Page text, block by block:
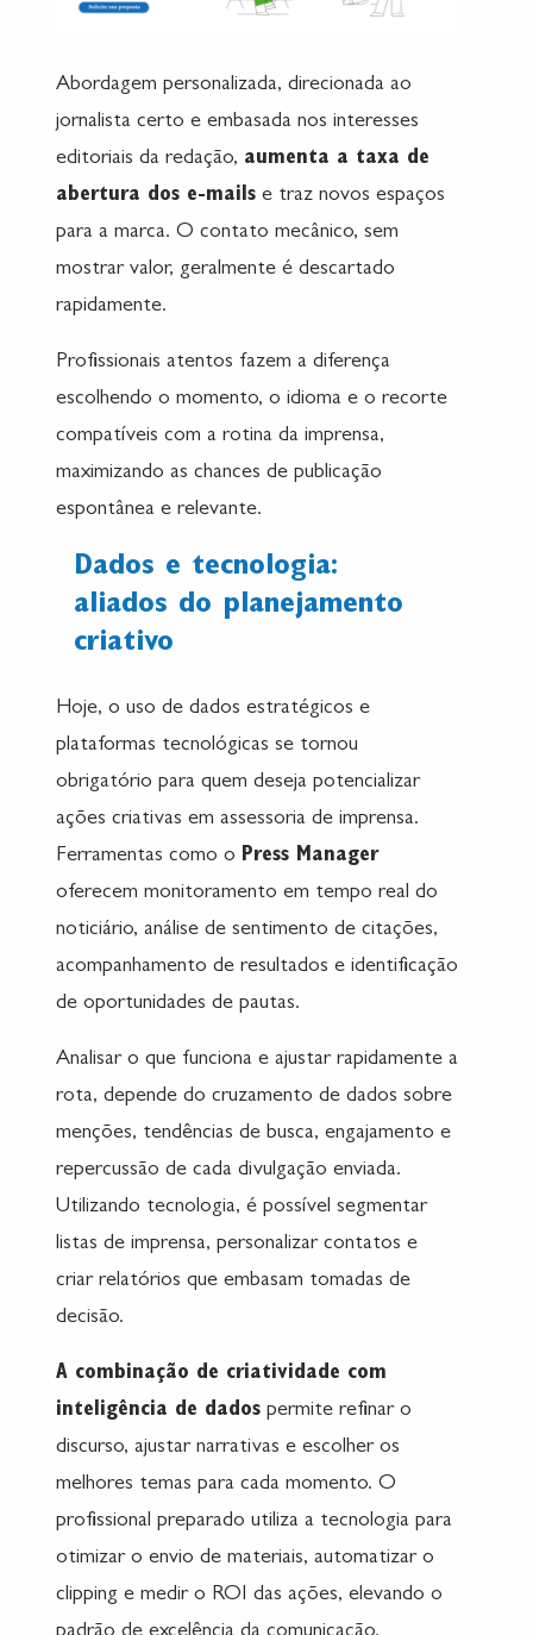
Abordagem personalizada, direcionada ao
jornalista certo e embasada nos interesses
editoriais da redação, aumenta a taxa de
abertura dos e-mails e traz novos espaços
para a marca. O contato mecânico, sem
mostrar valor, geralmente é descartado
rapidamente.
Profissionais atentos fazem a diferença
escolhendo o momento, o idioma e o recorte
compatíveis com a rotina da imprensa,
maximizando as chances de publicação
espontânea e relevante.
Dados e tecnologia:
aliados do planejamento
criativo
Hoje, o uso de dados estratégicos e
plataformas tecnológicas se tornou
obrigatório para quem deseja potencializar
ações criativas em assessoria de imprensa.
Ferramentas como o Press Manager
oferecem monitoramento em tempo real do
noticiário, análise de sentimento de citações,
acompanhamento de resultados e identificação
de oportunidades de pautas.
Analisar o que funciona e ajustar rapidamente a
rota, depende do cruzamento de dados sobre
menções, tendências de busca, engajamento e
repercussão de cada divulgação enviada.
Utilizando tecnologia, é possível segmentar
listas de imprensa, personalizar contatos e
criar relatórios que embasam tomadas de
decisão.
A combinação de criatividade com
inteligência de dados permite refinar o
discurso, ajustar narrativas e escolher os
melhores temas para cada momento. O
profissional preparado utiliza a tecnologia para
otimizar o envio de materiais, automatizar o
clipping e medir o ROI das ações, elevando o